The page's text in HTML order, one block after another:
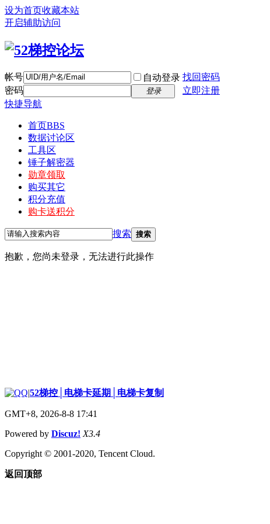
设为首页收藏本站
开启辅助访问
帐号 自动登录 找回密码
密码
登录
立即注册
快捷导航
首页BBS
数据讨论区
工具区
锤子解密器
勋章领取
购买其它
积分充值
购卡送积分
搜索 搜索
抱歉，您尚未登录，无法进行此操作
|52梯控│电梯卡延期│电梯卡复制
GMT+8, 2026-8-8 17:41
Powered by Discuz! X3.4
Copyright © 2001-2020, Tencent Cloud.
返回顶部